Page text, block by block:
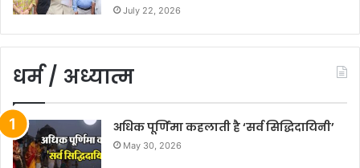
July 22, 2026
धर्म / अध्यात्म
अधिक पूर्णिमा कहलाती है ‘सर्व सिद्धिदायिनी’
May 30, 2026